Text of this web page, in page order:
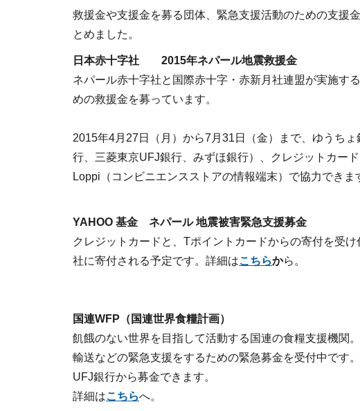
救援金や支援金を募る団体、緊急支援活動のための支援
とめました。
日本赤十字社 2015年ネパール地震救援金
ネパール赤十字社と国際赤十字・赤新月社連盟が実施す
めの救援金を募っています。
2015年4月27日（月）から7月31日（金）まで、ゆうち
行、三菱東京UFJ銀行、みずほ銀行）、クレジットカー
Loppi（コンビニエンスストアの情報端末）で協力できま
YAHOO 基金 ネパール 地震被害緊急支援募金
クレジットカードと、Tポイントカードからの寄付を受
社に寄付される予定です。詳細はこちらから。
国連WFP（国連世界食糧計画）
飢餓のない世界を目指して活動する国連の食糧支援機関
輸送などの緊急支援をするための緊急募金を受付中です
UFJ銀行から募金できます。
詳細はこちらへ。